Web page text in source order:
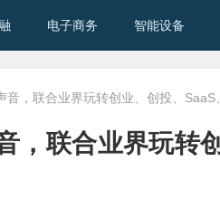
电子商务 智能设备
音，联合业界玩转创业、创投、SaaS
，联合业界玩转